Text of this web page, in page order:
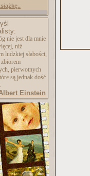
nie jest dla mnie
niż
ludzkiej słabości,
pierwotnych
są jednak dość
Einstein